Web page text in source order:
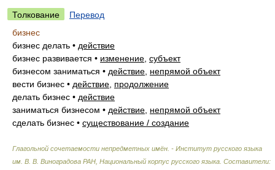
Толкование
Перевод
бизнес
бизнес делать • действие
бизнес развивается • изменение субъект
бизнесом заниматься • действие непрямой объект
вести бизнес • действие продолжение
делать бизнес • действие
заниматься бизнесом • действие непрямой объект
сделать бизнес • существование / создание
Глагольной сочетаемости непредметных имён. - Институт русского языка
им. В. В. Виноградова РАН, Национальный корпус русского языка Составители: